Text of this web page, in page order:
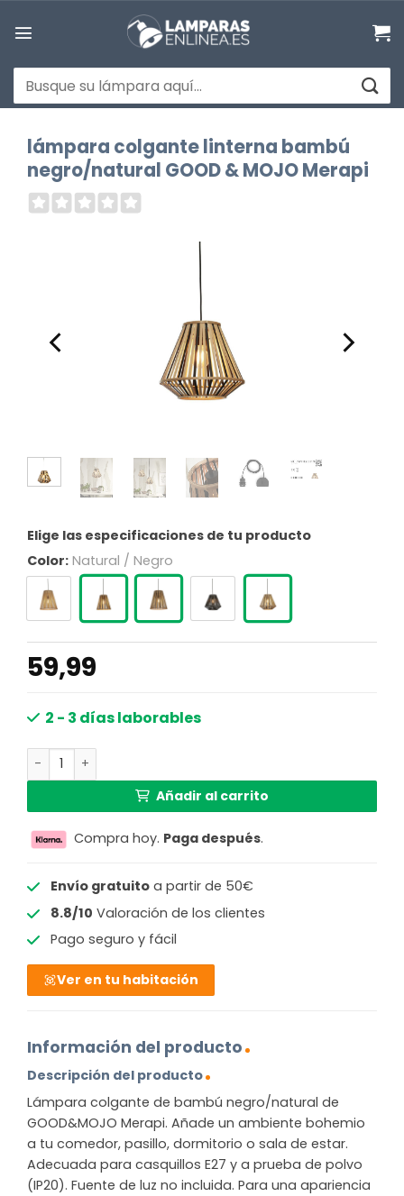
Buscar
por:
lámpara colgante linterna bambú
negro/natural GOOD & MOJO Merapi
Elige las especificaciones de tu producto
Color: Natural / Negro
59,99
2 - 3 días laborables
lámpara colgante linterna bambú negro/natural GOOD
Añadir al carrito
Compra hoy. Paga después.
Envío gratuitoa partir de 50€
8.8/10 Valoración de los clientes
Pago seguro y fácil
Ver en tu habitación
Información del producto
Descripción del producto
Lámpara colgante de bambú negro/natural de
GOOD&MOJO Merapi. Añade un ambiente bohemio
a tu comedor, pasillo, dormitorio o sala de estar.
Adecuada para casquillos E27 y a prueba de polvo
(IP20). Fuente de luz no incluida. Para una apariencia